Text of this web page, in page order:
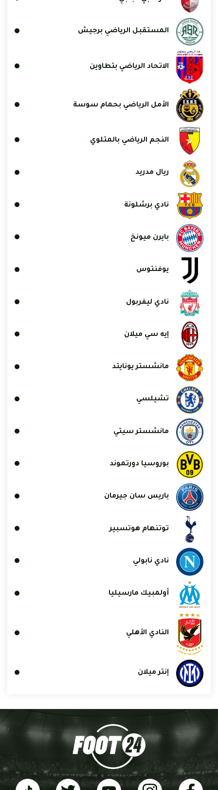
المستقبل الرياضي برجيش
الاتحاد الرياضي بتطاوين
الأمل الرياضي بحمام سوسة
النجم الرياضي بالمتلوي
ريال مدريد
نادي برشلونة
بايرن ميونخ
يوفنتوس
نادي ليفربول
إيه سي ميلان
مانشستر يونايتد
تشيلسي
مانشستر سيتي
بوروسيا دورتموند
باريس سان جيرمان
توتنهام هوتسبير
نادي نابولي
أولمبيك مارسيليا
النادي الأهلي
إنتر ميلان